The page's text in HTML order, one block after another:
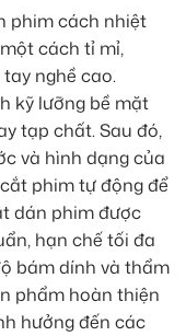
phim cách nhiệt
cách tỉ mỉ,
nghề cao.
kỹ lưỡng bề mặt
tạp chất. Sau đó,
và hình dạng của
phim tự động để
dán phim được
hạn chế tối đa
bám dính và thẩm
phẩm hoàn thiện
hưởng đến các